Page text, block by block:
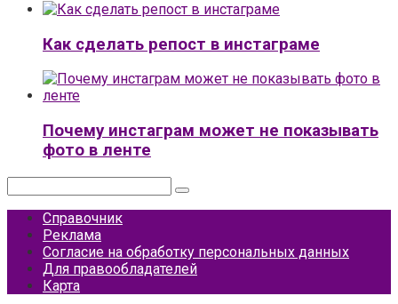
Как сделать репост в инстаграме
Почему инстаграм может не показывать
фото в ленте
Справочник
Реклама
Согласие на обработку персональных данных
Для правообладателей
Карта